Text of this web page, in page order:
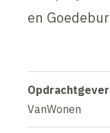
en
Opdrachtgever
VanWonen